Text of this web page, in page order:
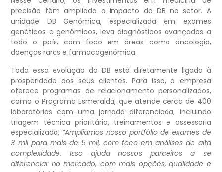
precisão têm ampliado o impacto do DB no setor. A
unidade DB Genômica, especializada em exames
genéticos e genômicos, leva diagnósticos avançados a
todo o país, com foco em áreas como oncologia,
doenças raras e farmacogenômica.
Toda essa evolução do DB está diretamente ligada à
prosperidade dos seus clientes. Para isso, a empresa
oferece programas de relacionamento personalizados,
como o Programa Esmeralda, que atende cerca de 400
laboratórios com uma jornada diferenciada, incluindo
triagem técnica prioritária, treinamentos e assessoria
especializada. “Ampliamos nosso portfólio de exames de
3 mil para mais de 5 mil, com foco em análises de alta
complexidade. Isso ajuda nossos parceiros a se
diferenciar no mercado, com mais opções, qualidade e